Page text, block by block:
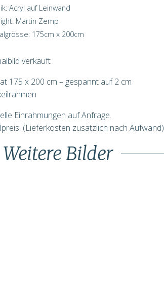
Acryl auf Leinwand
Martin Zemp
175cm x 200cm
verkauft
175 x 200 cm – gespannt auf 2 cm
Einrahmungen auf Anfrage.
(Lieferkosten zusätzlich nach Aufwand)
Weitere Bilder